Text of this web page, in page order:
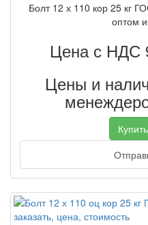
Болт 12 х 110 кор 25 кг
оптом
Цена с НДС
Цены и